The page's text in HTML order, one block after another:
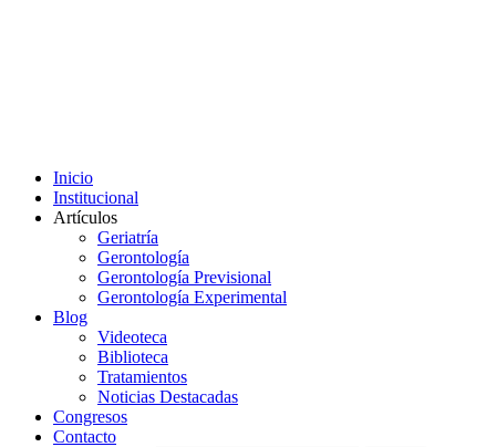
Inicio
Institucional
Artículos
Geriatría
Gerontología
Gerontología Previsional
Gerontología Experimental
Blog
Videoteca
Biblioteca
Tratamientos
Noticias Destacadas
Congresos
Contacto